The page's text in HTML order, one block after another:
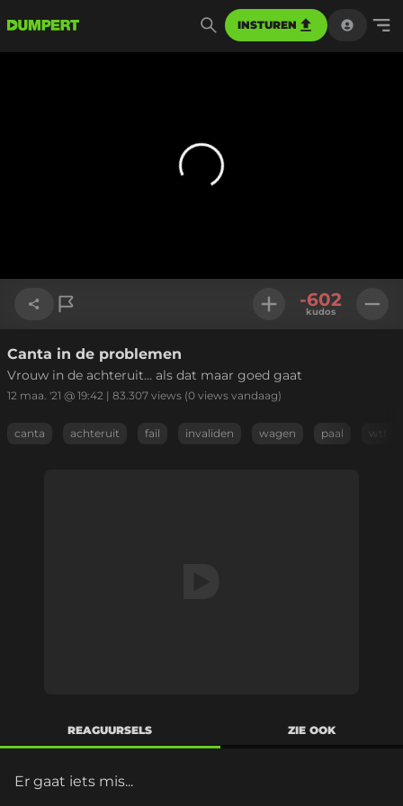
INSTUREN
Link kopiëren
-602
kudos
Canta in de problemen
Vrouw in de achteruit... als dat maar goed gaat
12 maa. '21 @ 19:42 | 83.307 views (0 views vandaag)
canta achteruit fail invaliden wagen paal wtf
REAGUURSELS ZIE OOK
Er gaat iets mis...